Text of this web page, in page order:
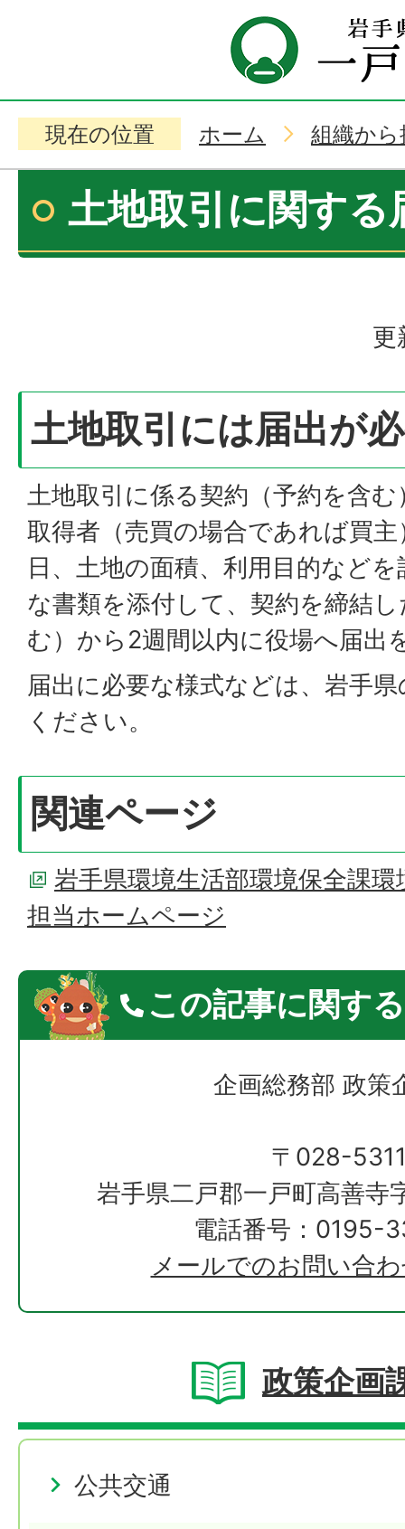
現在の位置 ホーム 組織か
土地取引に関する
更
土地取引には届出が
土地取引に係る契約（予約を含
取得者（売買の場合であれば買
日、土地の面積、利用目的など
な書類を添付して、契約を締結
む）から2週間以内に役場へ届出
届出に必要な様式などは、岩手
ください。
関連ページ
岩手県環境生活部環境保全課
担当ホームページ
この記事に関す
企画総務部 政策
〒028-
岩手県二戸郡一戸町高善寺
電話番号：0195-
メールでのお問い合
政策企画
公共交通